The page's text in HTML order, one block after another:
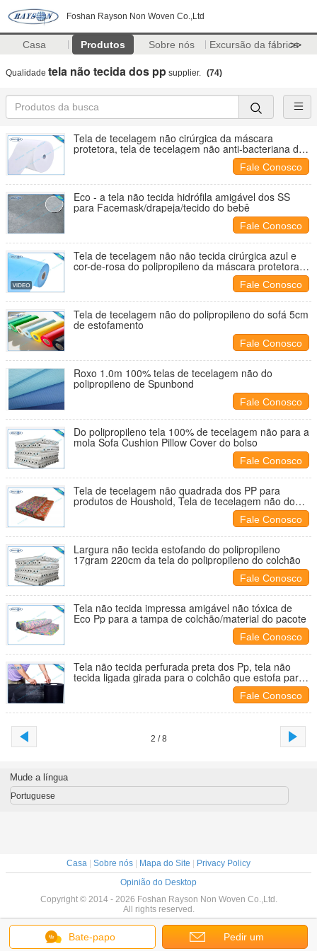
Foshan Rayson Non Woven Co.,Ltd
Casa Produtos Sobre nós Excursão da fábrica
>>
Qualidade tela não tecida dos pp supplier. (74)
Tela de tecelagem não cirúrgica da máscara
protetora, tela de tecelagem não anti-bacteriana do
Fale Conosco
Eco - a tela não tecida hidrófila amigável dos SS
para Facemask/drapeja/tecido do bebê
Fale Conosco
Tela de tecelagem não não tecida cirúrgica azul e
cor-de-rosa do polipropileno da máscara protetora
Fale Conosco
Tela de tecelagem não do polipropileno do sofá 5cm
de estofamento
Fale Conosco
Roxo 1.0m 100% telas de tecelagem não do
polipropileno de Spunbond
Fale Conosco
Do polipropileno tela 100% de tecelagem não para a
mola Sofa Cushion Pillow Cover do bolso
Fale Conosco
Tela de tecelagem não quadrada dos PP para
produtos de Houshold, Tela de tecelagem não do
Fale Conosco
Largura não tecida estofando do polipropileno
17gram 220cm da tela do polipropileno do colchão
Fale Conosco
Tela não tecida impressa amigável não tóxica de
Eco Pp para a tampa de colchão/material do pacote
Fale Conosco
Tela não tecida perfurada preta dos Pp, tela não
tecida ligada girada para o colchão que estofa para
Fale Conosco
2 / 8
Bate-papo Pedir um
Mude a língua
Portuguese
Casa Sobre nós Mapa do Site
Privacy Policy
Opinião do Desktop
Copyright © 2014 - 2026 Foshan Rayson Non Woven Co.,Ltd.
All rights reserved.